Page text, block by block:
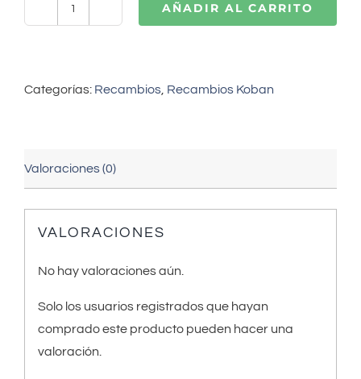
LH2)
AÑADIR AL CARRITO
Categorías: Recambios Recambios Koban
Valoraciones (0)
VALORACIONES
No hay valoraciones aún.
Solo los usuarios registrados que hayan
comprado este producto pueden hacer una
valoración.